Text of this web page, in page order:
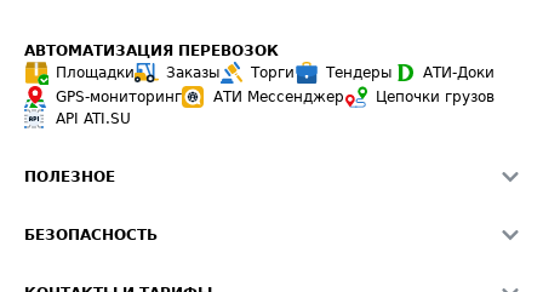
АВТОМАТИЗАЦИЯ ПЕРЕВОЗОК
Площадки
Заказы Торги Тендеры
АТИ-Доки
GPS-мониторинг
АТИ Мессенджер
Цепочки грузов
API ATI.SU
ПОЛЕЗНОЕ
Звезды ATI.SU на вашем сайте
БЕЗОПАСНОСТЬ